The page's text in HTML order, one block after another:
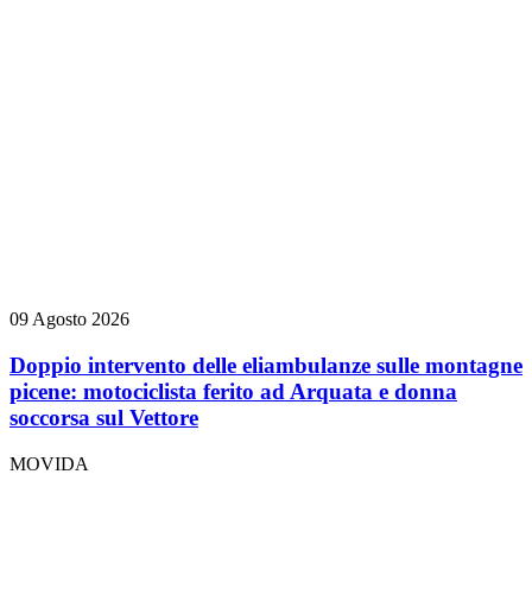
09 Agosto 2026
Doppio intervento delle eliambulanze sulle montagne
picene: motociclista ferito ad Arquata e donna
soccorsa sul Vettore
MOVIDA